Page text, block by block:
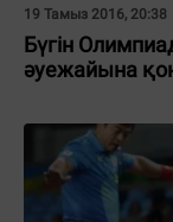
19 Тамыз 2016, 20:38
Бүгін
әуежайына